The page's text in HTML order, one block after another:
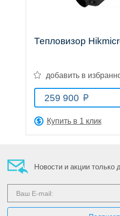
Коллиматорные
Тепловизор
добавить в
259 900
Купить в 1 клик
Новости и акции только